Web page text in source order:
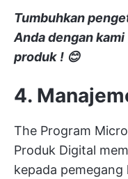
Tumbuhkan
Anda dengan kami
produk ! 😊
4.
The Program
Produk Digital
kepada